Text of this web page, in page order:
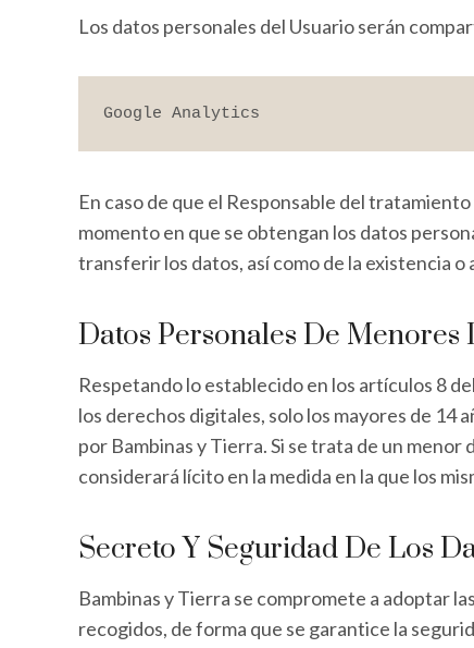
Los datos personales del Usuario serán
Google Analytics
En caso de que el Responsable del
momento en que se obtengan los datos
transferir los datos, así como de la existencia
Datos Personales De Menores
Respetando lo establecido en los artículos 8
los derechos digitales, solo los mayores de
por Bambinas y Tierra. Si se trata de un
considerará lícito en la medida en la que los
Secreto Y Seguridad De Los
Bambinas y Tierra se compromete a adoptar
recogidos, de forma que se garantice la